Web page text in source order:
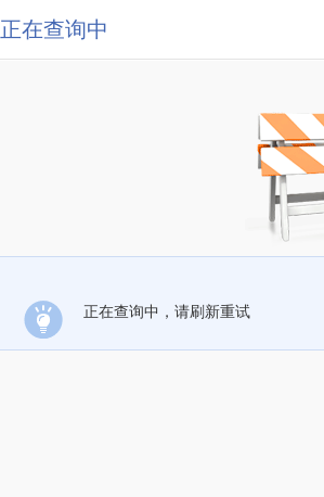
正在查询中
正在查询中，请刷新重试